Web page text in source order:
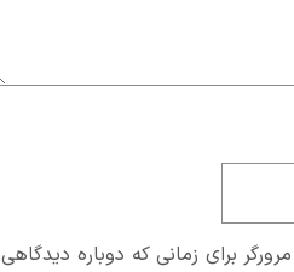
برای زمانی که دوباره دیدگاهی